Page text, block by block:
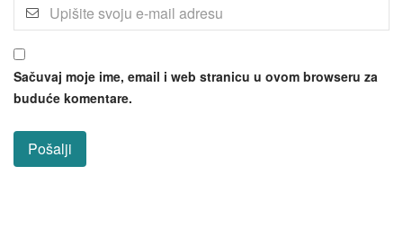
Sačuvaj moje ime, email i web stranicu u ovom browseru za
buduće komentare.